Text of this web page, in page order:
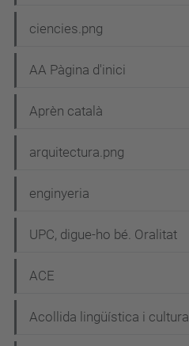
g
a
i
ó
ciencies.png
AA Pàgina d'inici
Aprèn català
arquitectura.png
enginyeria
UPC, digue-ho bé. Oralitat
ACE
Acollida lingüística i cultural